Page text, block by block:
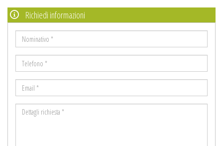
Richiedi informazioni
Nominativo
*
Telefono
*
Email
*
Dettagli